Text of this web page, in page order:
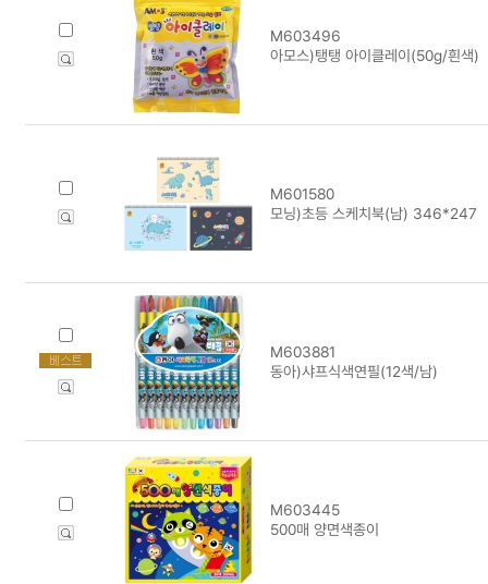
M603496
아모스)탱탱 아이클레이(50g/흰색)
M601580
모닝)초등 스케치북(남) 346*247
M603881
동아)샤프식색연필(12색/남)
M603445
500매 양면색종이